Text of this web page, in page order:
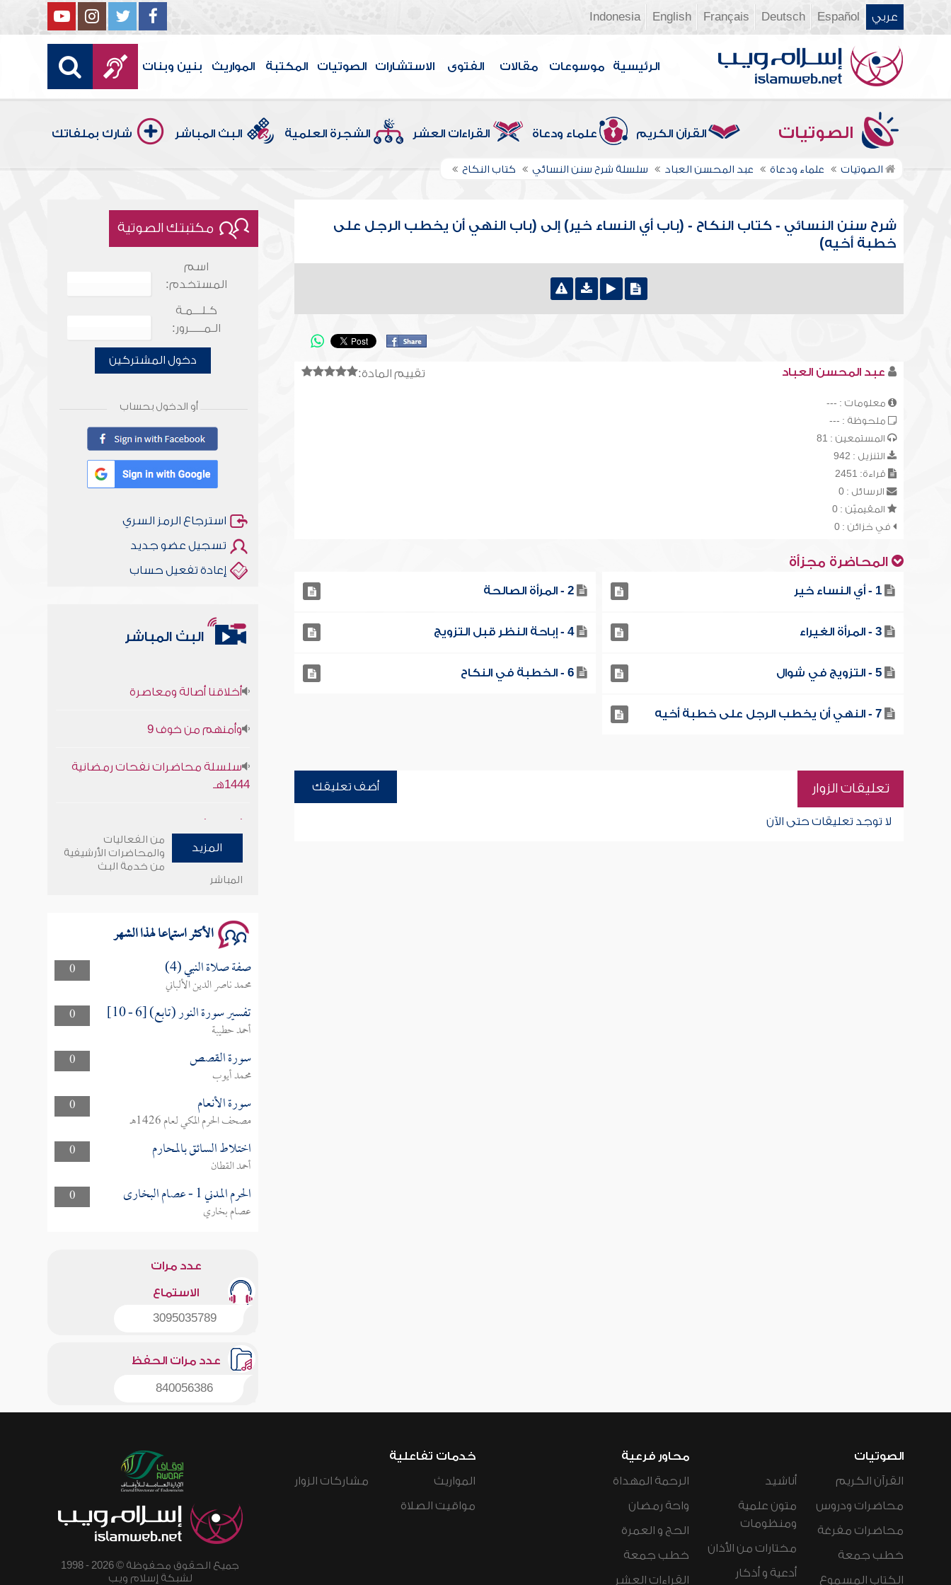
عربي Español
Deutsch
Français
English
Indonesia
الرئيسية موسوعات مقالات الفتوى الاستشارات الصوتيات المكتبة المواريث بنين وبنات
الصوتيات القرآن الكريم علماء ودعاة القراءات العشر الشجرة العلمية البث المباشر شارك بملفاتك
الصوتيات علماء ودعاة عبد المحسن العباد سلسلة شرح سنن النسائي كتاب النكاح
شرح سنن النسائي - كتاب النكاح - (باب أي النساء خير) إلى (باب النهي أن يخطب الرجل على
خطبة أخيه)
تقييم المادة: عبد المحسن العباد
معلومات : ---
ملحوظة : ---
المستمعين : 81
التنزيل : 942
قراءة: 2451
الرسائل : 0
المقيميّن : 0
في خزائن : 0
المحاضرة مجزأة
1 - أي النساء خير 2 - المرأة الصالحة
3 - المرأة الغيراء 4 - إباحة النظر قبل التزويج
5 - التزويج في شوال 6 - الخطبة في النكاح
7 - النهي أن يخطب الرجل على خطبة أخيه
تعليقات الزوار أضف تعليقك
لا توجد تعليقات حتى الآن
مكتبتك الصوتية
اسم
المستخدم:
كـلـــمـة
الـمـــــرور:
دخول المشتركين
أو الدخول بحساب
استرجاع الرمز السري
تسجيل عضو جديد
إعادة تفعيل حساب
البث المباشر
1444هـ
وأمنهم من خوف 9
سلسلة محاضرات نفحات رمضانية
المزيد
من الفعاليات
والمحاضرات الأرشيفية
من خدمة البث
المباشر
الأكثر استماعا لهذا الشهر
0 صفة صلاة النبي (4)
محمد ناصر الدين الألباني
0
تفسير سورة النور (تابع) [6 - 10]
أحمد حطيبة
0
سورة القصص
محمد أيوب
0
سورة الأنعام
مصحف الحرم المكي لعام 1426هـ
0
اختلاط السائق بالمحارم
أحمد القطان
0
الحرم المدني 1 - عصام البخارى
عصام بخاري
عدد مرات
الاستماع
3095035789
عدد مرات الحفظ
840056386
الصوتيات
القرآن الكريم
محاضرات ودروس
محاضرات مفرغة
خطب جمعة
الكتاب المسموع
أناشيد
متون علمية
ومنظومات
مختارات من الأذان
أدعية و أذكار
محاور فرعية
الرحمة المهداة
واحة رمضان
الحج و العمرة
خطب جمعة
القراءات العشر
خدمات تفاعلية
المواريث
مواقيت الصلاة
مشاركات الزوار
جميع الحقوق محفوظة © 2026 - 1998
لشبكة إسلام ويب